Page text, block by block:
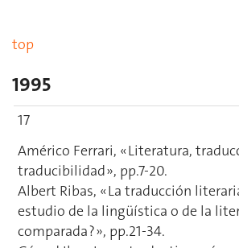
top
1995
17
Américo Ferrari, « Literatura,
traducibilidad », pp.7-20.
Albert Ribas, « La traducción
estudio de la lingüística o de la
comparada ? », pp.21-34.